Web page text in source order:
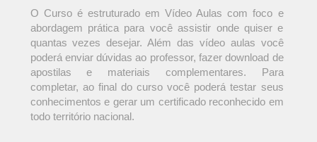
O Curso é estruturado em Vídeo Aulas com foco e
abordagem prática para você assistir onde quiser e
quantas vezes desejar. Além das vídeo aulas você
poderá enviar dúvidas ao professor, fazer download de
apostilas e materiais complementares. Para
completar, ao final do curso você poderá testar seus
conhecimentos e gerar um certificado reconhecido em
todo território nacional.